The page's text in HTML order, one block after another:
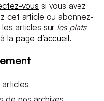
vous si vous avez
cet article ou abonnez-
articles sur les plats
la page d’accueil.
nos archives